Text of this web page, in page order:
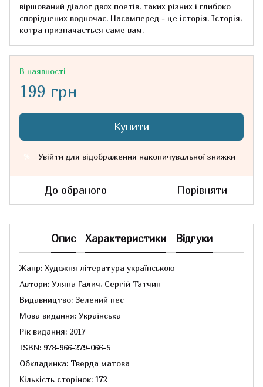
віршований діалог двох поетів, таких різних і глибоко
споріднених водночас. Насамперед - це історія. Історія,
котра призначається саме вам.
В наявності
199 грн
Купити
Увійти для відображення накопичувальної знижки
До обраного Порівняти
Опис Характеристики Відгуки
Жанр: Художня література українською
Автори: Уляна Галич, Сергій Татчин
Видавництво: Зелений пес
Мова видання: Українська
Рік видання: 2017
ISBN: 978-966-279-066-5
Обкладинка: Тверда матова
Кількість сторінок: 172